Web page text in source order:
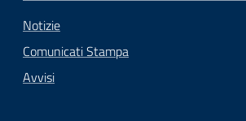
Notizie
Comunicati Stampa
Avvisi